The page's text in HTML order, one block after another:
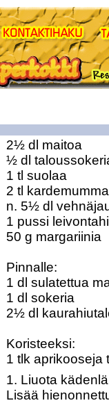
2½ dl maitoa
½ dl
1 tl suolaa
2 tl
n. 5½ dl
1 pussi
50 g margariinia
Pinnalle:
1 dl sulatettua
1 dl sokeria
2½ dl
Koristeeksi:
1 tlk aprikooseja
1. Liuota
Lisää